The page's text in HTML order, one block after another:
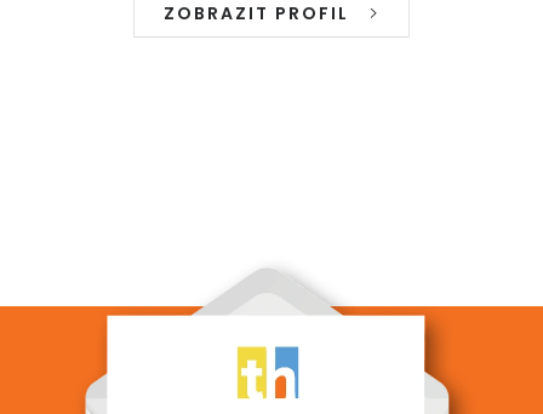
ZOBRAZIT PROFIL